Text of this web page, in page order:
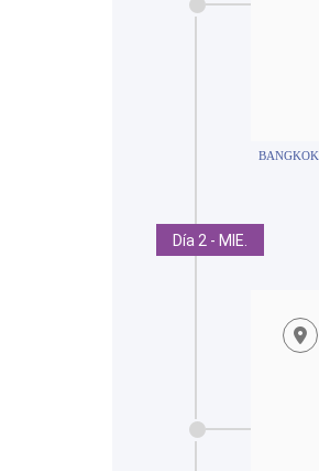
BANGKOK
Día 2 - MIE.